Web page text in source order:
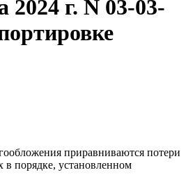
г. N 03-03-
приравниваются потери
в порядке, установленном